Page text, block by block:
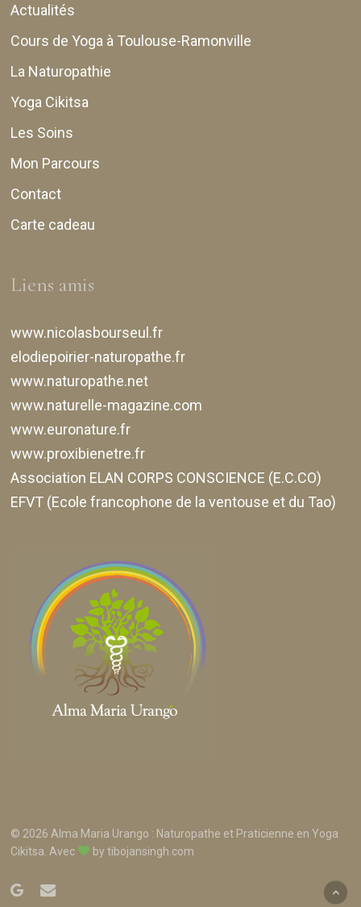
Actualités
Cours de Yoga à Toulouse-Ramonville
La Naturopathie
Yoga Cikitsa
Les Soins
Mon Parcours
Contact
Carte cadeau
Liens amis
www.nicolasbourseul.fr
elodiepoirier-naturopathe.fr
www.naturopathe.net
www.naturelle-magazine.com
www.euronature.fr
www.proxibienetre.fr
Association ELAN CORPS CONSCIENCE (E.C.CO)
EFVT (Ecole francophone de la ventouse et du Tao)
© 2026 Alma Maria Urango : Naturopathe et Praticienne en Yoga
Cikitsa. Avec
bytibojansingh.com
google-email